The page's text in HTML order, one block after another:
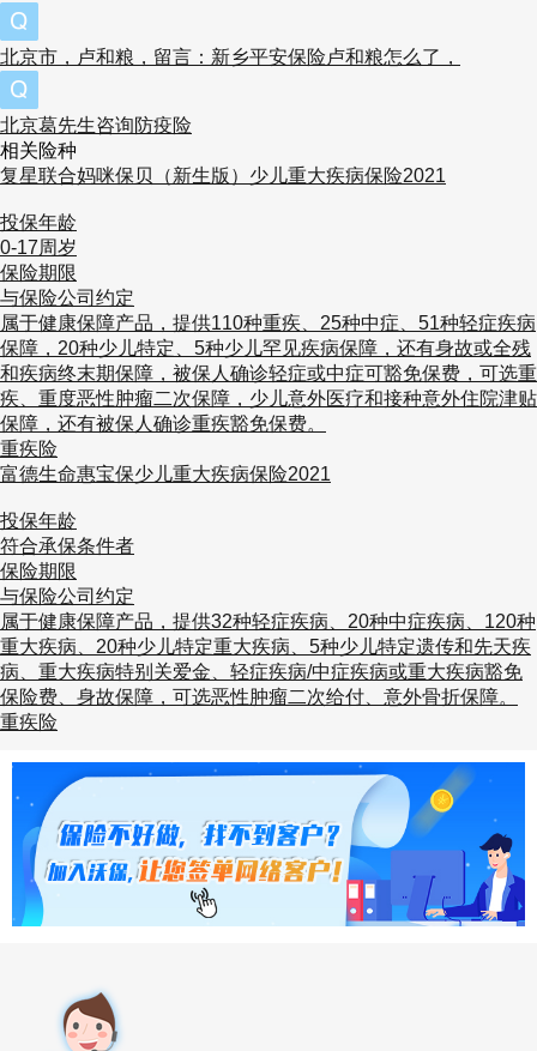
北京市，卢和粮，留言：新乡平安保险卢和粮怎么了，
北京葛先生咨询防疫险
相关险种
复星联合妈咪保贝（新生版）少儿重大疾病保险2021
投保年龄
0-17周岁
保险期限
与保险公司约定
属于健康保障产品，提供110种重疾、25种中症、51种轻症疾病
保障，20种少儿特定、5种少儿罕见疾病保障，还有身故或全残
和疾病终末期保障，被保人确诊轻症或中症可豁免保费，可选重
疾、重度恶性肿瘤二次保障，少儿意外医疗和接种意外住院津贴
保障，还有被保人确诊重疾豁免保费。
重疾险
富德生命惠宝保少儿重大疾病保险2021
投保年龄
符合承保条件者
保险期限
与保险公司约定
属于健康保障产品，提供32种轻症疾病、20种中症疾病、120种
重大疾病、20种少儿特定重大疾病、5种少儿特定遗传和先天疾
病、重大疾病特别关爱金、轻症疾病/中症疾病或重大疾病豁免
保险费、身故保障，可选恶性肿瘤二次给付、意外骨折保障。
重疾险